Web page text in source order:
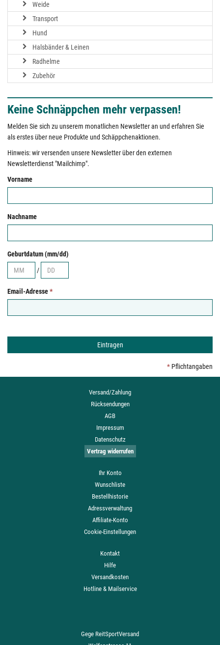
Weide
Transport
Hund
Halsbänder & Leinen
Radhelme
Zubehör
Keine Schnäppchen mehr verpassen!
Melden Sie sich zu unserem monatlichen Newsletter an und erfahren Sie
als erstes über neue Produkte und Schäppchenaktionen.
Hinweis: wir versenden unsere Newsletter über den externen
Newsletterdienst "Mailchimp".
Vorname
Nachname
Geburtdatum (mm/dd)
/
Email-Adresse*
* Pflichtangaben
Versand/Zahlung
Rücksendungen
AGB
Impressum
Datenschutz
Vertrag widerrufen
Ihr Konto
Wunschliste
Bestellhistorie
Adressverwaltung
Affiliate-Konto
Cookie-Einstellungen
Kontakt
Hilfe
Versandkosten
Hotline & Mailservice
Gege ReitSportVersand